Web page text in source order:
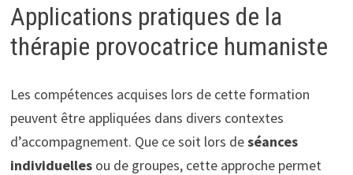
Applications pratiques de la
thérapie provocatrice humaniste
Les compétences acquises lors de cette formation
peuvent être appliquées dans divers contextes
d’accompagnement. Que ce soit lors deséances
individuellesou de groupes, cette approche permet